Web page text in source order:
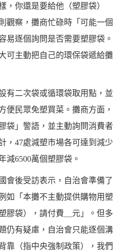
，你還是要給他（塑膠袋）
觀察，攤商忙碌時「可能一個
易逐個詢問是否需要塑膠袋。
可主動把自己的環保袋遞給攤
有二次袋或循環袋取用點，並
便民眾免塑買菜。攤商方面，
袋」警語，並主動詢問消費者
，47處減塑市場各可達到減少
減6500萬個塑膠袋。
會後受訪表示，自治會準備了
如「本攤不主動提供購物用塑
膠袋），請付費＿元」。但多
仍有疑慮，自治會只能逐個溝
靠（指中央強制政策），我們